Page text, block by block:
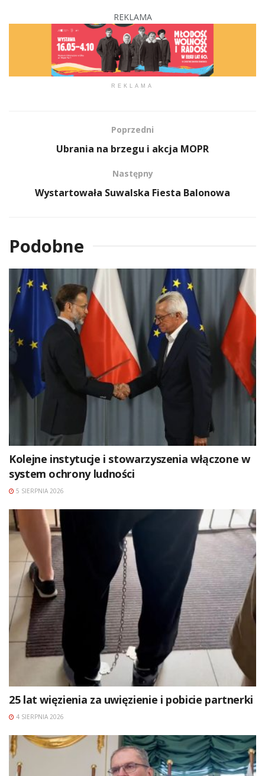
REKLAMA
REKLAMA
Poprzedni
Ubrania na brzegu i akcja MOPR
Następny
Wystartowała Suwalska Fiesta Balonowa
Podobne
Kolejne instytucje i stowarzyszenia włączone w
system ochrony ludności
5 SIERPNIA 2026
25 lat więzienia za uwięzienie i pobicie partnerki
4 SIERPNIA 2026